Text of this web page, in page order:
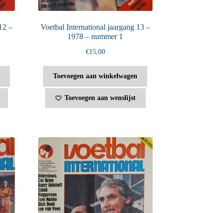
–
Voetbal International jaargang 13 –
1978 – nummer 1
€15,00
Toevoegen aan winkelwagen
Toevoegen aan wenslijst